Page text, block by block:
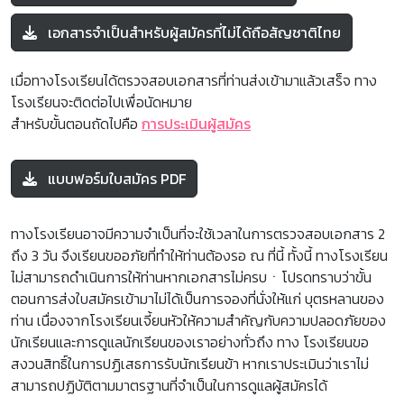
เอกสารจำเป็นสำหรับผู้สมัครที่ไม่ได้ถือสัญชาติไทย
เมื่อทางโรงเรียนได้ตรวจสอบเอกสารที่ท่านส่งเข้ามาแล้วเสร็จ ทาง
โรงเรียนจะติดต่อไปเพื่อนัดหมาย
สำหรับขั้นตอนถัดไปคือ การประเมินผู้สมัคร
แบบฟอร์มใบสมัคร PDF
ทางโรงเรียนอาจมีความจำเป็นที่จะใช้เวลาในการตรวจสอบเอกสาร 2
ถึง 3 วัน จึงเรียนขออภัยที่ทำให้ท่านต้องรอ ณ ที่นี้ ทั้งนี้ ทางโรงเรียน
ไม่สามารถดำเนินการให้ท่านหากเอกสารไม่ครบㆍโปรดทราบว่าขั้น
ตอนการส่งใบสมัครเข้ามาไม่ได้เป็นการจองที่นั่งให้แก่ บุตรหลานของ
ท่าน เนื่องจากโรงเรียนเจี้ยนหัวให้ความสำคัญกับความปลอดภัยของ
นักเรียนและการดูแลนักเรียนของเราอย่างทั่วถึง ทาง โรงเรียนขอ
สงวนสิทธิ์ในการปฏิเสธการรับนักเรียนข้า หากเราประเมินว่าเราไม่
สามารถปฏิบัติตามมาตรฐานที่จำเป็นในการดูแลผู้สมัครได้